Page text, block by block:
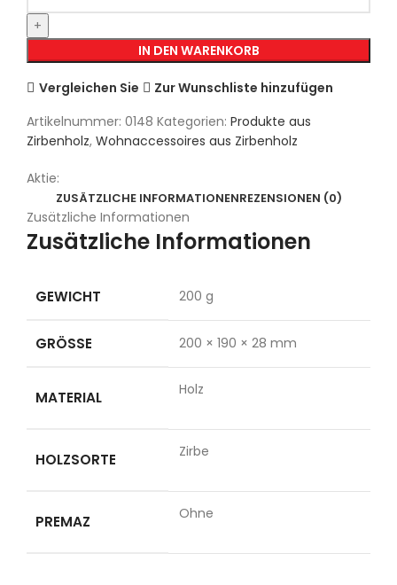
IN DEN WARENKORB
Vergleichen Sie
Zur Wunschliste hinzufügen
Artikelnummer: 0148 Kategorien: Produkte aus
Zirbenholz, Wohnaccessoires aus Zirbenholz
Aktie:
ZUSÄTZLICHE INFORMATIONENREZENSIONEN (0)
Zusätzliche Informationen
Zusätzliche Informationen
GEWICHT 200 g
GRÖSSE 200 × 190 × 28 mm
MATERIAL Holz
HOLZSORTE Zirbe
PREMAZ Ohne